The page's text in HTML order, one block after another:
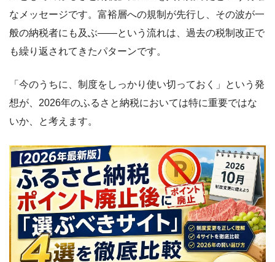
なメッセージです。富裕層への規制が先行し、その波が一
般の納税者にも及ぶ――という流れは、過去の税制改正で
も繰り返されてきたパターンです。
「今のうちに、制度をしっかり使い切っておく」という発
想が、2026年のふるさと納税においては特に重要ではな
いか、と考えます。